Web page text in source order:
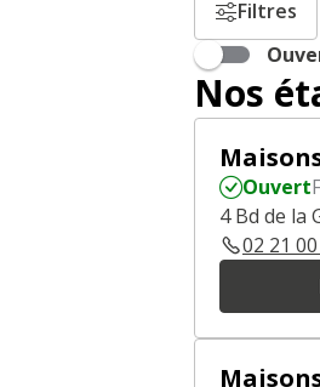
Filtres
Nos
Ouvert
4 Bd de la
02 21